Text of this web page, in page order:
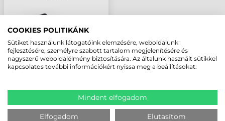
COOKIES POLITIKÁNK
Sütiket használunk látogatóink elemzésére, weboldalunk
fejlesztésére, személyre szabott tartalom megjelenítésére és
nagyszerű weboldalélmény biztosítására. Az általunk használt sütikkel
kapcsolatos további információkért nyissa meg a beállításokat.
Mindent elfogadom
Elfogadom Elutasítom